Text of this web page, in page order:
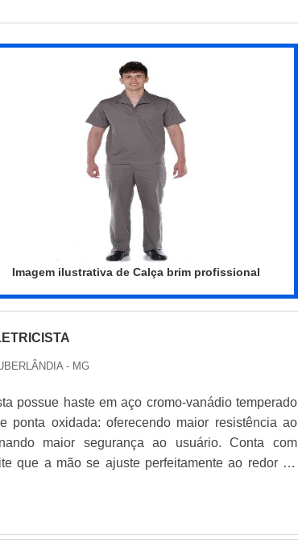
de consultores associados e alta qualidade,
Imagem ilustrativa de Calça brim profissional
- MG
possue haste em aço cromo-vanádio temperado
ponta oxidada: oferecendo maior resistência ao
maior segurança ao usuário. Conta com
que a mão se ajuste perfeitamente ao redor do
de fenda, chave de fendas ou chave de parafusos